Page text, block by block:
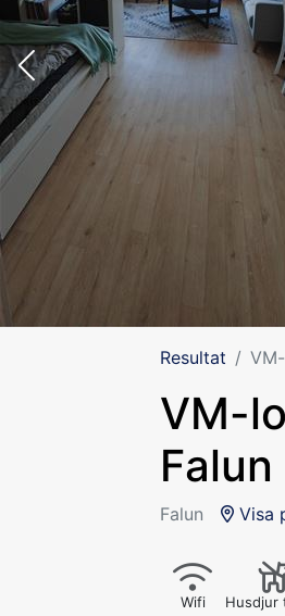
Resultat
VM-
Falun
Falun Visa
Wifi Husdjur